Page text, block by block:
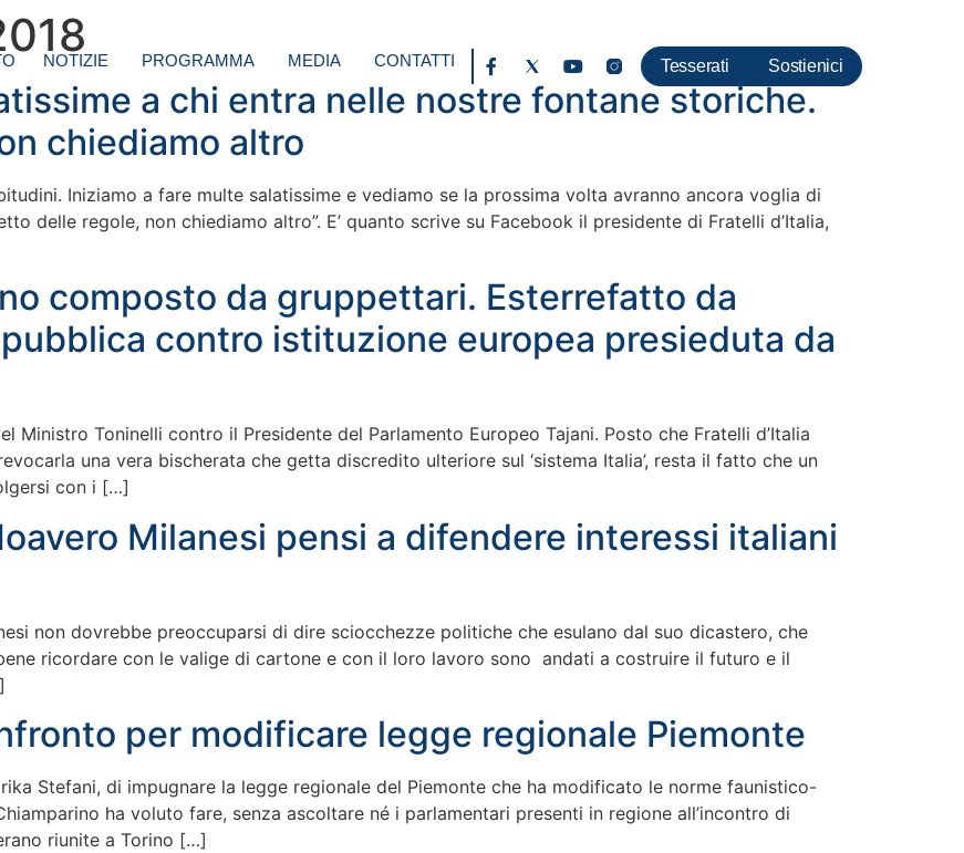
NOTIZIE PROGRAMMA MEDIA CONTATTI Tesserati Sostienici
a chi entra nelle nostre fontane storiche.
chiediamo altro
Iniziamo a fare multe salatissime e vediamo se la prossima volta avranno ancora voglia di
delle regole, non chiediamo altro”. E’ quanto scrive su Facebook il presidente di Fratelli d’Italia,
composto da gruppettari. Esterrefatto da
contro istituzione europea presieduta da
Ministro Toninelli contro il Presidente del Parlamento Europeo Tajani. Posto che Fratelli d’Italia
una vera bischerata che getta discredito ulteriore sul ‘sistema Italia’, resta il fatto che un
con i […]
Milanesi pensi a difendere interessi italiani
non dovrebbe preoccuparsi di dire sciocchezze politiche che esulano dal suo dicastero, che
ricordare con le valige di cartone e con il loro lavoro sono andati a costruire il futuro e il
per modificare legge regionale Piemonte
Stefani, di impugnare la legge regionale del Piemonte che ha modificato le norme faunistico-
ha voluto fare, senza ascoltare né i parlamentari presenti in regione all’incontro di
riunite a Torino […]